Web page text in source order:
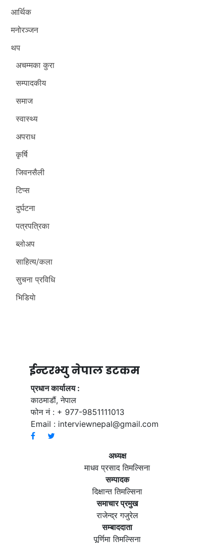
आर्थिक
मनोरञ्जन
थप
अचम्मका कुरा
सम्पादकीय
समाज
स्वास्थ्य
अपराध
कृर्षि
जिवनसैली
टिप्स
दुर्घटना
पत्रपत्रिका
ब्लोअप
साहित्य/कला
सुचना प्रविधि
भिडियाे
ईन्टरभ्यु नेपाल डटकम
प्रधान कार्यालय :
काठमाडौं, नेपाल
फोन नं : + 977-9851111013
Email : interviewnepal@gmail.com
अध्यक्ष
माधव प्रसाद तिमल्सिना
सम्पादक
दिक्षान्त तिमल्सिना
समाचार प्रमुख
राजेन्द्र गजुरेल
सम्बाददाता
पूर्णिमा तिमल्सिना